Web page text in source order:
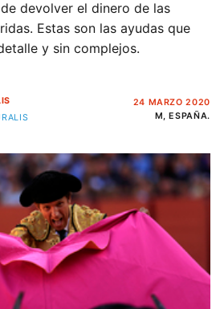
devolver el dinero de las
Estas son las ayudas que
y sin complejos.
24 MARZO 2020
M, ESPAÑA.